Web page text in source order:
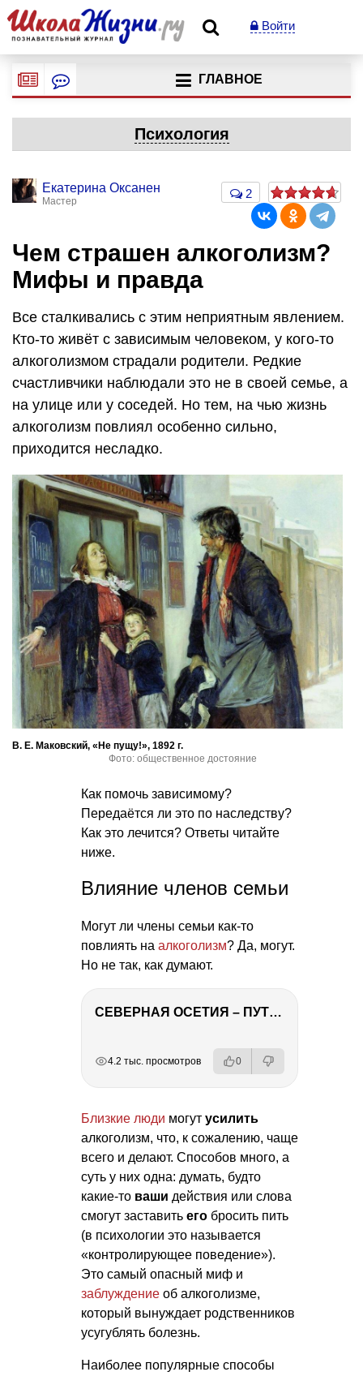
Войти
ГЛАВНОЕ
Психология
Екатерина Оксанен
Мастер
2
Чем страшен алкоголизм?
Мифы и правда
Все сталкивались с этим неприятным явлением.
Кто-то живёт с зависимым человеком, у кого-то
алкоголизмом страдали родители. Редкие
счастливчики наблюдали это не в своей семье, а
на улице или у соседей. Но тем, на чью жизнь
алкоголизм повлиял особенно сильно,
приходится несладко.
В. Е. Маковский, «Не пущу!», 1892 г.
Фото: общественное достояние
Как помочь зависимому?
Передаётся ли это по наследству?
Как это лечится? Ответы читайте
ниже.
Влияние членов семьи
Могут ли члены семьи как-то
повлиять на алкоголизм? Да, могут.
Но не так, как думают.
СЕВЕРНАЯ ОСЕТИЯ – ПУТЕШЕСТВИЕ НА КАВКАЗ часть 4
4.2 тыс. просмотров 0
Близкие люди могут усилить
алкоголизм, что, к сожалению, чаще
всего и делают. Способов много, а
суть у них одна: думать, будто
какие-то ваши действия или слова
смогут заставить его бросить пить
(в психологии это называется
«контролирующее поведение»).
Это самый опасный миф и
заблуждение об алкоголизме,
который вынуждает родственников
усугублять болезнь.
Наиболее популярные способы